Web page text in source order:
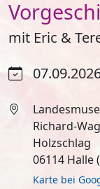
mit Eric &
Richard-
Holzschlag
06114 Halle
Karte bei